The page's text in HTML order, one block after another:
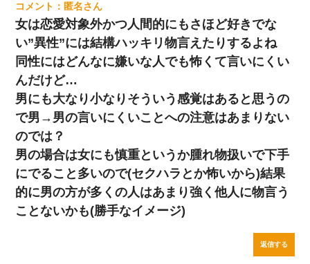
匿名
女は恋愛対象外かつ人間的にもさほど好きでな
い”異性”には結構ハッキリ物言えたりするよね
同性にはどんなに嫌いな人でも怖くて言いにくい
んだけど…
男にも大なり小なりそういう感覚はあると思うの
で男→男の言いにくいことへの注意はあまりない
のでは？
男の場合は女にも慎重というか腫れ物扱いで下手
にでること多いので(セクハラとか怖いから)結果
的に男の方が多くの人はあまり強く他人に物言う
ことないかも(勝手なイメージ)
返信する